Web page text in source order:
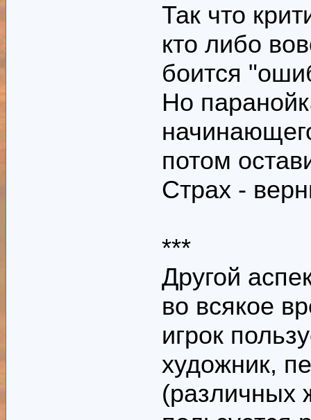
Так что
кто либо
боится
Но
потом
Страх -
***
Другой
во всякое
игрок
художник,
(различных